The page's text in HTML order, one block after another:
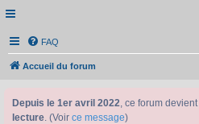
FAQ
Accueil du forum
Depuis le 1er avril 2022, ce forum devient
lecture. (Voir ce message)